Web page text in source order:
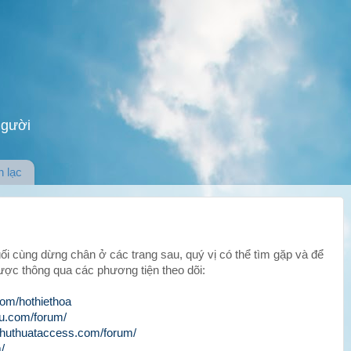
lạc
cùng dừng chân ở các trang sau, quý vị có thể tìm gặp và để
thông qua các phương tiện theo dõi:
hothiethoa
forum/
forum/